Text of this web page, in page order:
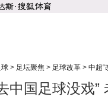
> 足坛聚焦 > 足球改革 > 中超“
中国足球没戏”